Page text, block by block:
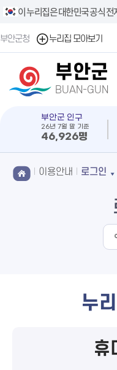
이 누리집은 대한민국 공식
부안군청 누리집 모아보기
부안군
BUAN-GUN
부안군 인구
26년 7월 말 기준
46,926명
이용안내 로그인
누
휴